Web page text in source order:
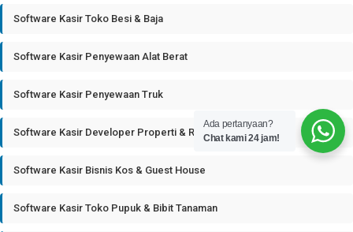
Software Kasir Toko Besi & Baja
Software Kasir Penyewaan Alat Berat
Software Kasir Penyewaan Truk
Software Kasir Developer Properti & Real Estate
Software Kasir Bisnis Kos & Guest House
Software Kasir Toko Pupuk & Bibit Tanaman
Ada pertanyaan?
Chat kami 24 jam!